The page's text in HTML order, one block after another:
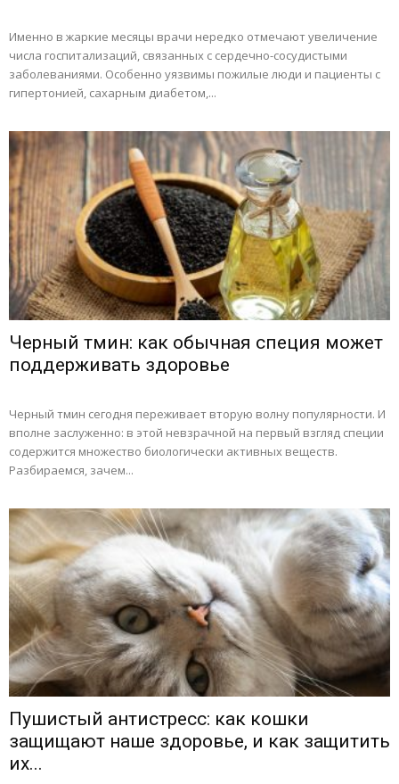
Именно в жаркие месяцы врачи нередко отмечают увеличение
числа госпитализаций, связанных с сердечно-сосудистыми
заболеваниями. Особенно уязвимы пожилые люди и пациенты с
гипертонией, сахарным диабетом,...
Черный тмин: как обычная специя может
поддерживать здоровье
Черный тмин сегодня переживает вторую волну популярности. И
вполне заслуженно: в этой невзрачной на первый взгляд специи
содержится множество биологически активных веществ.
Разбираемся, зачем...
Пушистый антистресс: как кошки
защищают наше здоровье, и как защитить
их...